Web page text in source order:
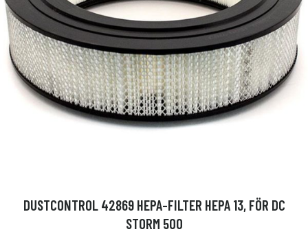
DUSTCONTROL 42869 HEPA-FILTER HEPA 13, FÖR DC
STORM 500